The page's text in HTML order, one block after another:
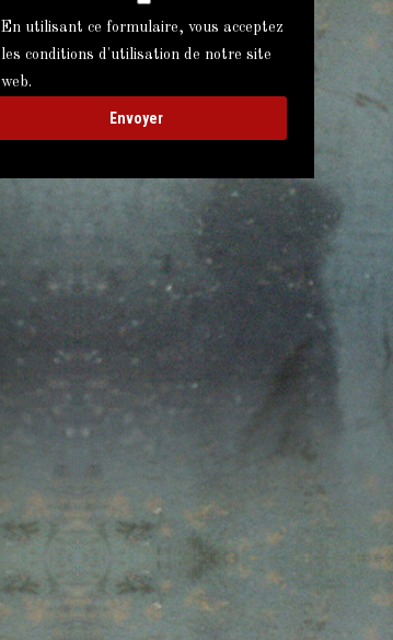
En utilisant ce formulaire, vous acceptez
les conditions d'utilisation de notre site
web.